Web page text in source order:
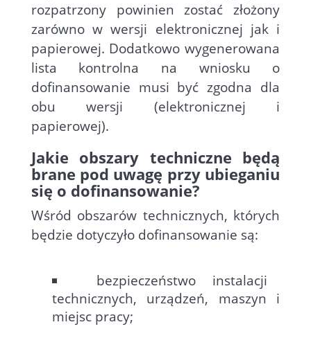
rozpatrzony powinien zostać złożony
zarówno w wersji elektronicznej jak i
papierowej. Dodatkowo wygenerowana
lista kontrolna na wniosku o
dofinansowanie musi być zgodna dla
obu wersji (elektronicznej i
papierowej).
Jakie obszary techniczne będą
brane pod uwagę przy ubieganiu
się o dofinansowanie?
Wśród obszarów technicznych, których
będzie dotyczyło dofinansowanie są:
bezpieczeństwo instalacji
technicznych, urządzeń, maszyn i
miejsc pracy;